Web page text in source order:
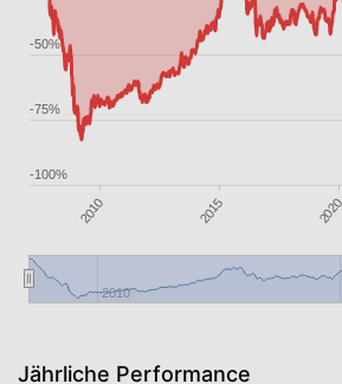
2010 2015 2020
2010
-100%
-75%
-50%
Jährliche Performance